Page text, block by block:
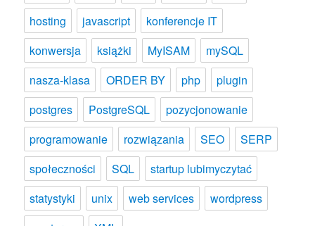
hosting
javascript
konferencje IT
konwersja
książki MyISAM
mySQL
nasza-klasa
ORDER BY php
plugin
postgres
PostgreSQL
pozycjonowanie
programowanie
rozwiązania SEO
SERP
społeczności
SQL
startup lubimyczytać
statystyki
unix web services
wordpress